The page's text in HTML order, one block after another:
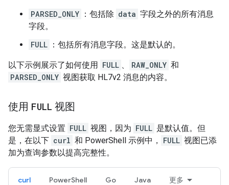
PARSED_ONLY ：包括除 data 字段之外的所有消息
字段。
FULL ：包括所有消息字段。这是默认的。
以下示例展示了如何使用 FULL 、 RAW_ONLY 和
PARSED_ONLY 视图获取 HL7v2 消息的内容。
使用 FULL 视图
您无需显式设置 FULL 视图，因为 FULL 是默认值。但
是，在以下 curl 和 PowerShell 示例中， FULL 视图已添
加为查询参数以提高完整性。
curl PowerShell Go Java 更多